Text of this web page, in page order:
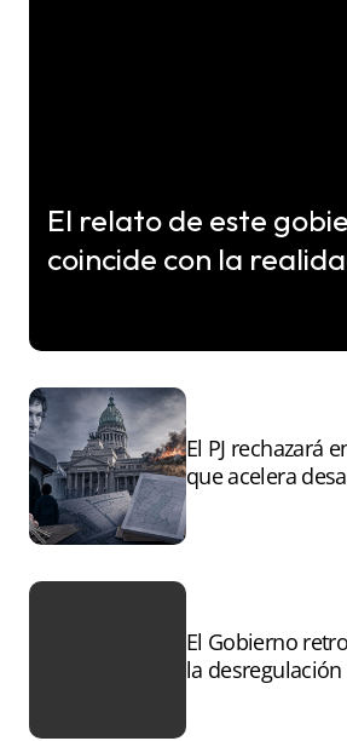
El relato de este
coincide con la
El PJ rechazará
que acelera
El Gobierno
la